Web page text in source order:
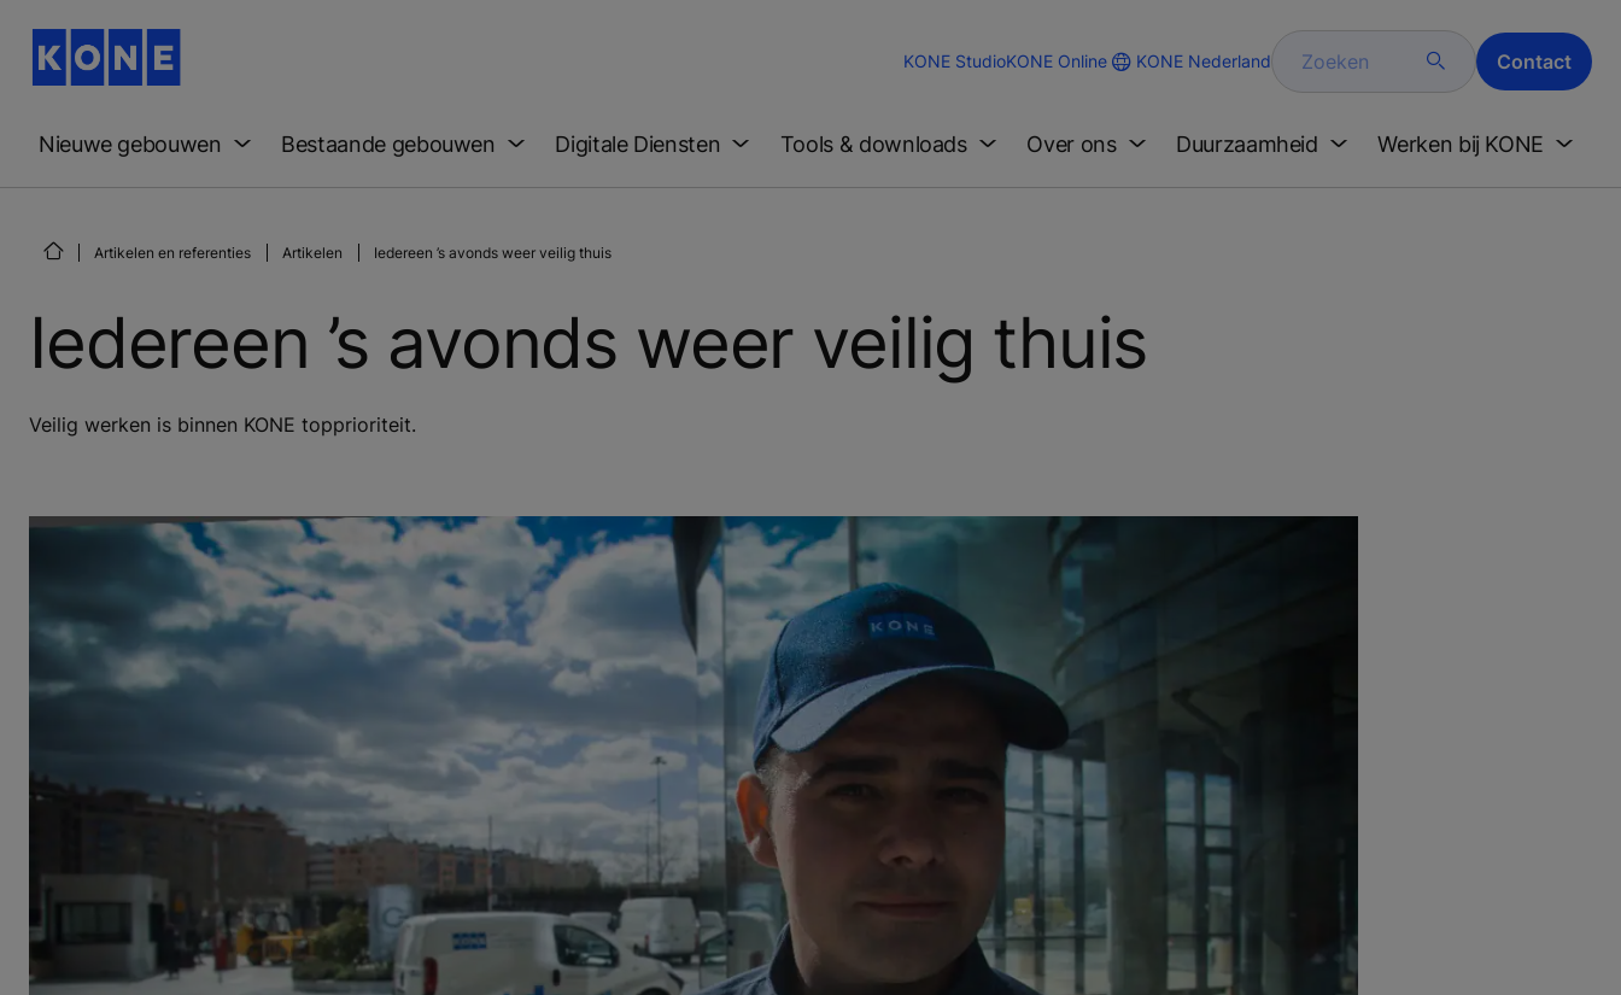
KONE StudioKONE Online KONE Nederland Zoeken Contact
Nieuwe gebouwen Bestaande gebouwen Digitale Diensten Tools & downloads Over ons Duurzaamheid Werken bij KONE
Artikelen en referenties Artikelen Iedereen ’s avonds weer veilig thuis
Iedereen ’s avonds weer veilig thuis
Veilig werken is binnen KONE topprioriteit.